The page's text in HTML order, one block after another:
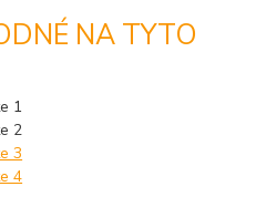
NA TYTO
1
2
3
4